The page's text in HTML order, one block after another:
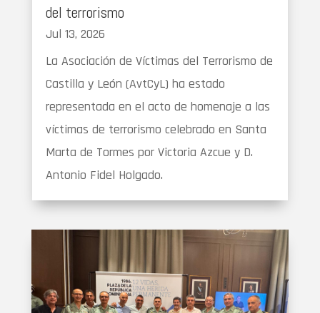
del terrorismo
Jul 13, 2026
La Asociación de Víctimas del Terrorismo de
Castilla y León (AvtCyL) ha estado
representada en el acto de homenaje a las
víctimas de terrorismo celebrado en Santa
Marta de Tormes por Victoria Azcue y D.
Antonio Fidel Holgado.